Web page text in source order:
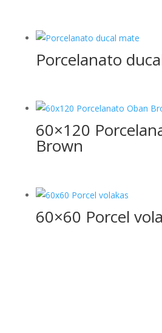
Porcelanato
60×120
Brown
60×60 Porcel